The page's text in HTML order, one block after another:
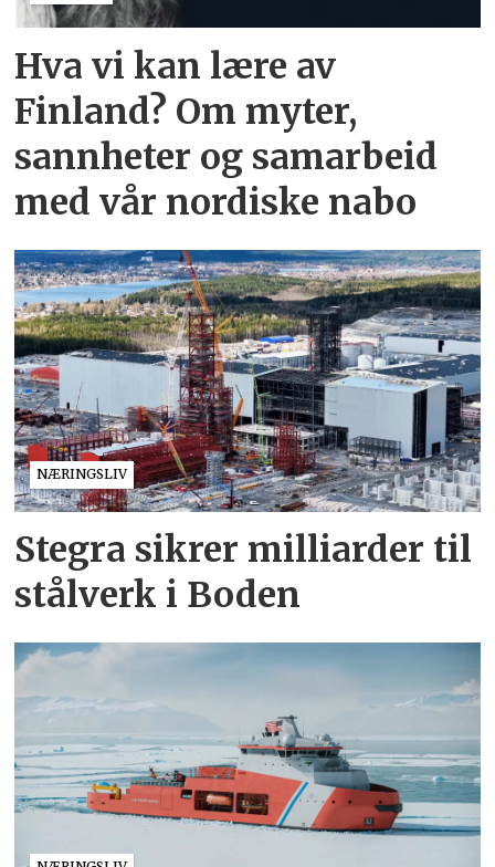
Hva vi kan lære av
Finland? Om myter,
sannheter og samarbeid
med vår nordiske nabo
NÆRINGSLIV
Stegra sikrer milliarder til
stålverk i Boden